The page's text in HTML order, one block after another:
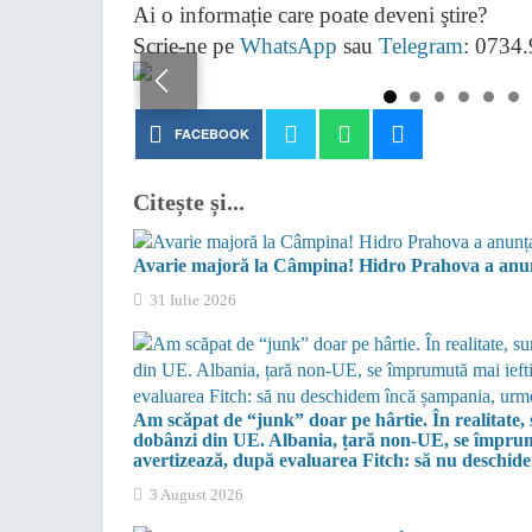
Ai o informație care poate deveni ştire?
Scrie-ne pe WhatsApp sau Telegram:
FACEBOOK
Citește și...
Avarie majoră la Câmpina! Hidro Prahova a
31 Iulie 2026
Am scăpat de “junk” doar pe hârtie. În
dobânzi din UE. Albania, țară non-UE, se
avertizează, după evaluarea Fitch: să nu
3 August 2026